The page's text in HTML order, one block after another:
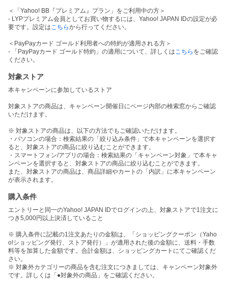
＜「Yahoo! BB『プレミアム』プラン」をご利用中の方＞
- LYPプレミアム会員としてお買い物するには、Yahoo! JAPAN IDの設定が必
要です。設定は こちらから行ってください。
＜PayPayカード ゴールド利用者への特約が適用される方＞
- 「PayPayカード ゴールド特約」の適用について、詳しくは こちら をご確認
ください。
対象ストア
本キャンペーンに参加しているストア
対象ストアの商品は、キャンペーン開催日にページ内部の検索窓からご確認
いただけます。
※ 対象ストアの商品は、以下の方法でもご確認いただけます。
・パソコンの場合：検索結果の「絞り込み条件」で本キャンペーンを選択す
ると、対象ストアの商品に絞り込むことができます。
・スマートフォン/アプリの場合：検索結果の「キャンペーン対象」で本キャ
ンペーンを選択すると、対象ストアの商品に絞り込むことができます。
また、対象ストアの商品は、商品詳細やカートの「内訳」に本キャンペーン
が表示されます。
購入条件
エントリーと同一のYahoo! JAPAN IDでログインの上、対象ストアで1注文に
つき5,000円以上決済していること
※ 購入条件に記載の1注文あたりの金額は、「ショッピングクーポン（Yaho
o!ショッピング発行、ストア発行）」が適用された後の金額に、送料・手数
料等を加算した金額です。合計金額は、ショッピングカートにてご確認くだ
さい。
※ 対象外カテゴリーの商品を含む注文につきましては、キャンペーン対象外
です。詳しくは「●対象外の商品」をご確認ください。